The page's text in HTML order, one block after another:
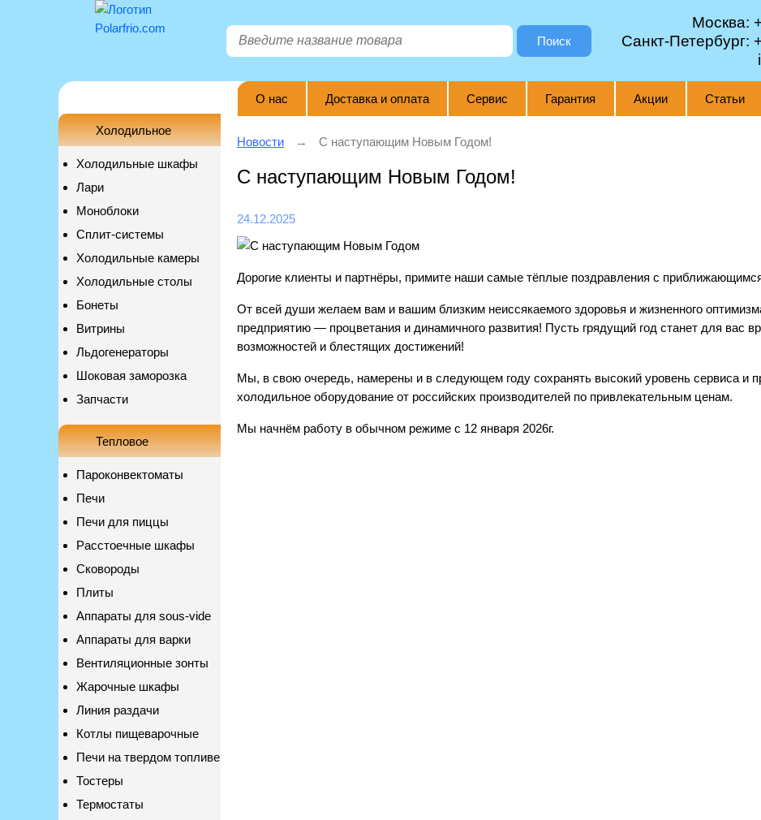
Поиск
Москва:
Санкт-Петербург:
Холодильное
Холодильные шкафы
Лари
Моноблоки
Сплит-системы
Холодильные камеры
Холодильные столы
Бонеты
Витрины
Льдогенераторы
Шоковая заморозка
Запчасти
Тепловое
Пароконвектоматы
Печи
Печи для пиццы
Расстоечные шкафы
Сковороды
Плиты
Аппараты для sous-vide
Аппараты для варки
Вентиляционные зонты
Жарочные шкафы
Линия раздачи
Котлы пищеварочные
Печи на твердом топливе
Тостеры
Термостаты
О нас Доставка и оплата Сервис Гарантия Акции Статьи
Новости С наступающим Новым Годом!
С наступающим Новым Годом!
24.12.2025
Дорогие клиенты и партнёры, примите наши самые тёплые поздравления с
От всей души желаем вам и вашим близким неиссякаемого здоровья и жизненного
предприятию — процветания и динамичного развития! Пусть грядущий год станет для вас
возможностей и блестящих достижений!
Мы, в свою очередь, намерены и в следующем году сохранять высокий уровень сервиса и
холодильное оборудование от российских производителей по привлекательным ценам.
Мы начнём работу в обычном режиме с 12 января 2026г.